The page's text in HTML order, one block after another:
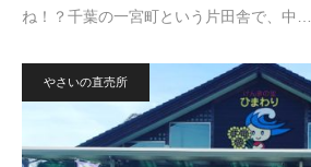
ね！？千葉の一宮町という片田舎で、中…
やさいの直売所